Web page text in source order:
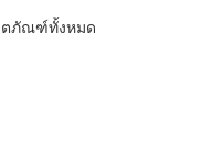
ภัณฑ์ทั้งหมด